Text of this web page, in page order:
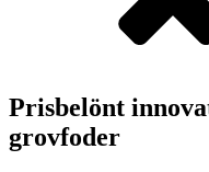
Prisbelönt
grovfoder